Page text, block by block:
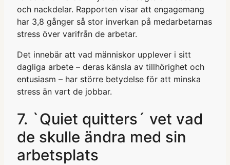
och nackdelar. Rapporten visar att engagemang
har 3,8 gånger så stor inverkan på medarbetarnas
stress över varifrån de arbetar.
Det innebär att vad människor upplever i sitt
dagliga arbete – deras känsla av tillhörighet och
entusiasm – har större betydelse för att minska
stress än vart de jobbar.
7. `Quiet quitters´ vet vad
de skulle ändra med sin
arbetsplats